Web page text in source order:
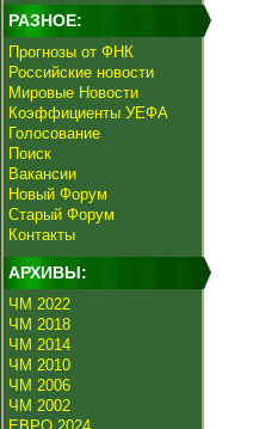
РАЗНОЕ:
Прогнозы от ФНК
Российские новости
Мировые Новости
Коэффициенты УЕФА
Голосование
Поиск
Вакансии
Новый Форум
Старый Форум
Контакты
АРХИВЫ:
ЧМ 2022
ЧМ 2018
ЧМ 2014
ЧМ 2010
ЧМ 2006
ЧМ 2002